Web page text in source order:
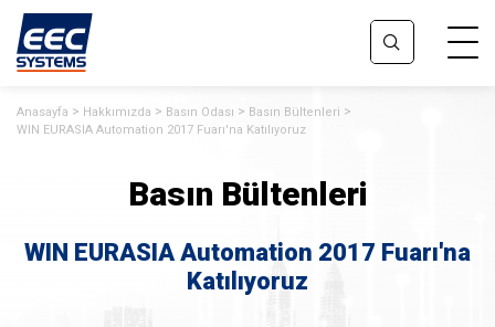
Anasayfa Hakkımızda Basın Odası
Basın Bültenleri
WIN EURASIA Automation 2017 Fuarı'na Katılıyoruz
Basın Bültenleri
WIN EURASIA Automation 2017 Fuarı'na
Katılıyoruz